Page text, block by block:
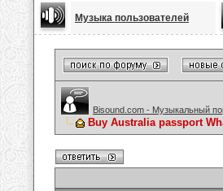
Музыка пользователей
Bisound.com - Музыкальный
Buy Australia passport